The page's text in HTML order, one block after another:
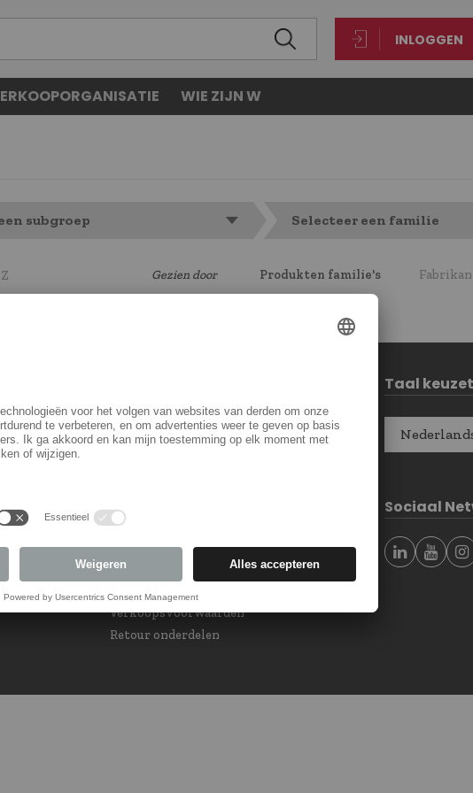
INLOGGEN
WIE ZIJN W
subgroep Selecteer een familie
Z Gezien door Produkten familie's
Land veranderen
Privacy
Privacy
Cookie Policy
Privacy instellingen
Verkoopsvoorwaarden
Retour onderdelen
Taal keuzet
Sociaal